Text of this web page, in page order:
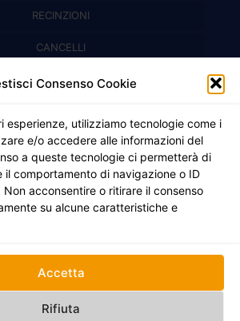
Consenso Cookie
esperienze, utilizziamo tecnologie come i
e/o accedere alle informazioni del
a queste tecnologie ci permetterà di
il comportamento di navigazione o ID
acconsentire o ritirare il consenso
su alcune caratteristiche e
Accetta
Rifiuta
RECINZIONI
Recinzioni modulari
Recinzioni a pannelli
CANCELLI
Cancelli prefabbricati
Cancelli in ferro battuto
Cancelli a due ante
Cancelli scorrevoli
APPLICAZIONI
Griglie e chiusini
Inferriate
per gas ed elettricità
CLP SRLS All Rights Reserved.
| Sede legale Via Alessandro
Credits:Creativart
CANCELLI